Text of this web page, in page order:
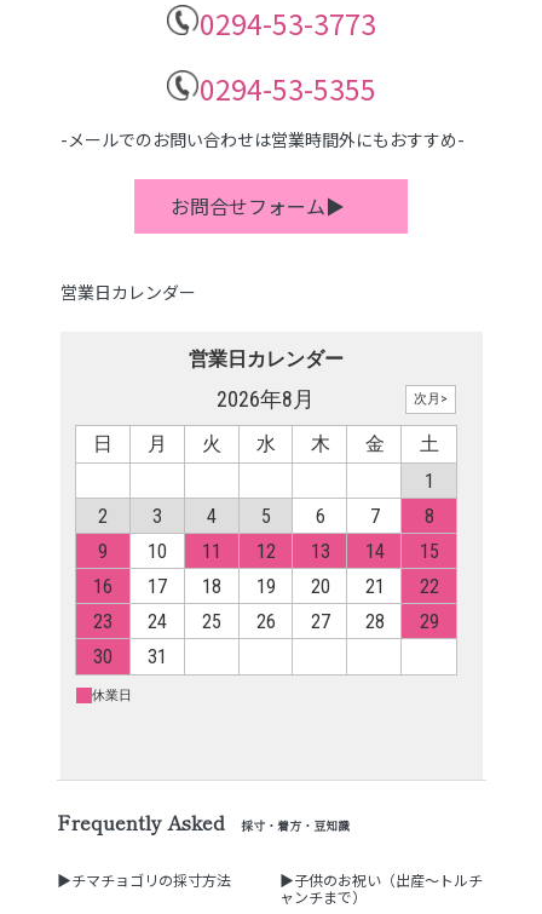
0294-53-3773
0294-53-5355
-メールでのお問い合わせは営業時間外にもおすすめ-
お問合せフォーム▶
営業日カレンダー
Frequently Asked 採寸・着方・豆知識
▶チマチョゴリの採寸方法
▶子供のお祝い（出産～トルチ
ャンチまで）